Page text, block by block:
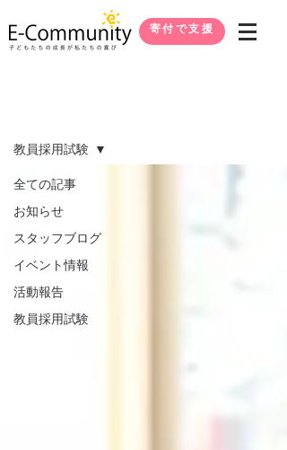
寄付で支援
全ての記事
お知らせ
スタッフブログ
イベント情報
活動報告
教員採用試験
教員採用試験